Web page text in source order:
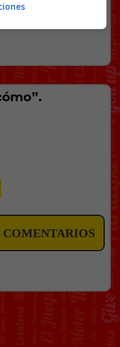
COMENTARIOS
COMENTARIOS